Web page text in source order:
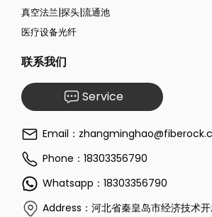
真空法兰|探头|流通池
医疗设备光纤
联系我们
Service
Email：
Phone：18303356790
Whatsapp：18303356790
Address：河北省秦皇岛市经济技术开